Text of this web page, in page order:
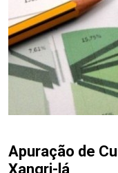
Apuração de
Xangri-lá